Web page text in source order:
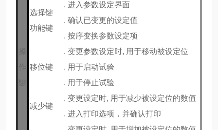
操
作
键
选择键
功能键
. 进入参数设定界面
. 确认已变更的设定值
. 按序变换参数设定项
移位键
. 变更参数设定时, 用于移动被设定位
. 用于启动试验
. 用于停止试验
减少键
. 变更设定时, 用于减少被设定位的数值
. 进入打印选项，并确认打印